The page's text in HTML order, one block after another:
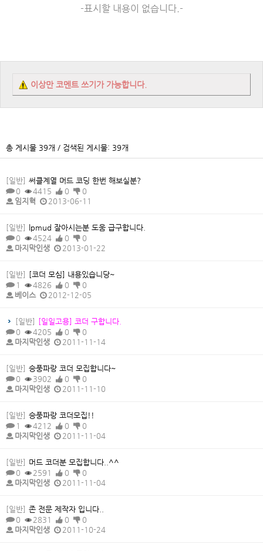
-표시할 내용이 없습니다.-
이상만 코멘트 쓰기가 가능합니다.
총 게시물 39개 / 검색된 게시물: 39개
[일반] 써클계열 머드 코딩 한번 해보실분?
0
4415 0
0
임지혁
2013-06-11
[일반]
lpmud 잘아시는분 도움 급구합니다.
0
4524 0
0
마지막인생
2013-01-22
[일반]
[코더 모심] 내용있습니당~
1
4826 0
0
베이스
2012-12-05
[일반]
[일일고용] 코더 구합니다.
0
4205 0
0
마지막인생
2011-11-14
[일반] 승풍파랑 코더 모집합니다~
0
3902 0
0
마지막인생
2011-11-10
[일반] 승풍파랑 코더모집!!
1
4212 0
0
마지막인생
2011-11-04
[일반] 머드 코더분 모집합니다..^^
0
2591 0
0
마지막인생
2011-11-04
[일반] 존 전문 제작자 입니다..
0
2831 0
0
마지막인생
2011-10-24